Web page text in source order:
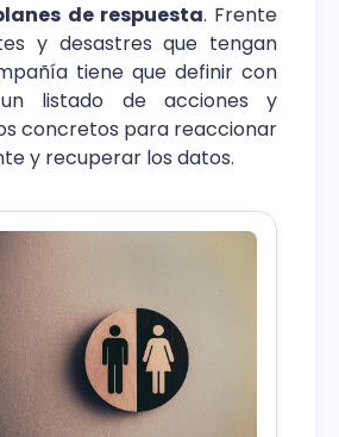
de respuesta. Frente
y desastres que tengan
tiene que definir con
un listado de acciones y
concretos para reaccionar
y recuperar los datos.